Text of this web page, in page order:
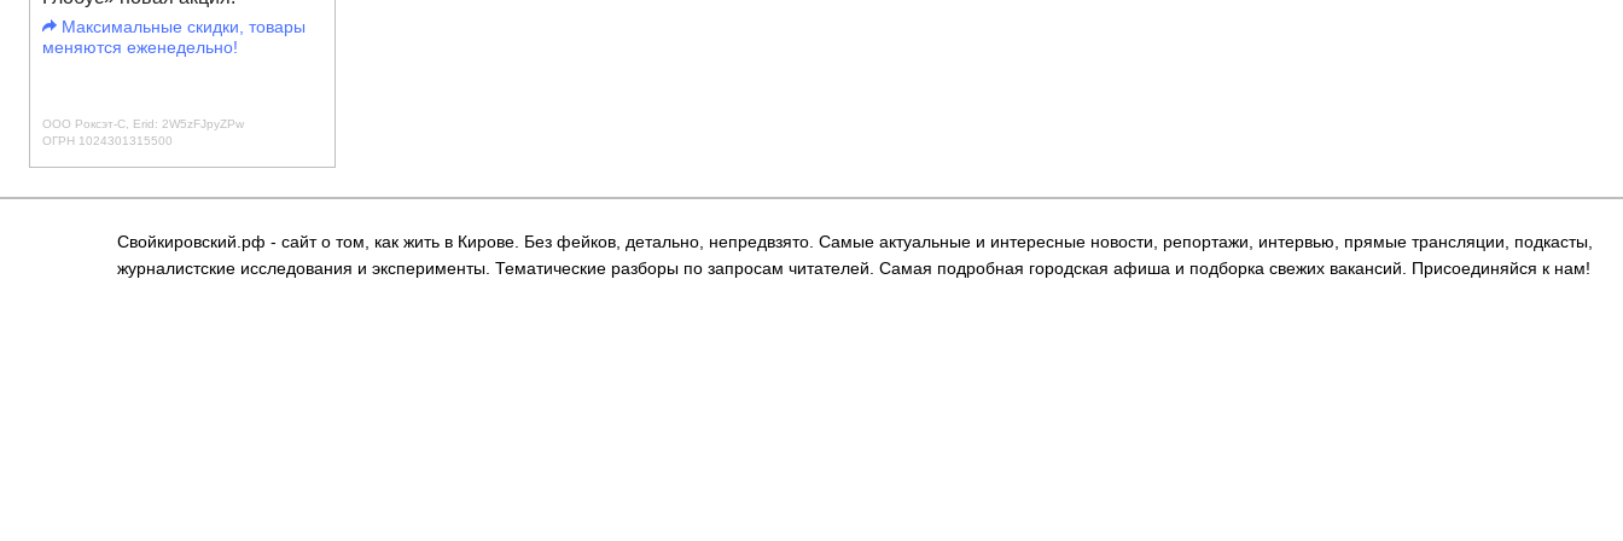
Максимальные скидки, товары
меняются еженедельно!
ООО Роксэт-С, Erid: 2W5zFJpyZPw
ОГРН 1024301315500
Свойкировский.рф - сайт о том, как жить в Кирове. Без фейков, детально, непредвзято. Самые актуальные и интересные новости, репортажи, интервью, прямые трансляции, подкасты,
журналистские исследования и эксперименты. Тематические разборы по запросам читателей. Самая подробная городская афиша и подборка свежих вакансий. Присоединяйся к нам!